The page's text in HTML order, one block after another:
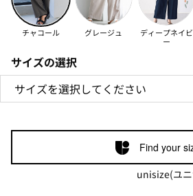
チャコール グレージュ
ディープネイビ
ー
サイズの選択
Find your
unisize(ユ